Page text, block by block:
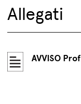
Allegati
AVVISO